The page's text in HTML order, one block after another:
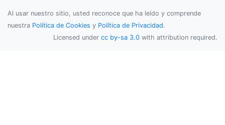
Al usar nuestro sitio, usted reconoce que ha leído y comprende
nuestra Política de Cookies y Política de Privacidad.
Licensed under cc by-sa 3.0 with attribution required.